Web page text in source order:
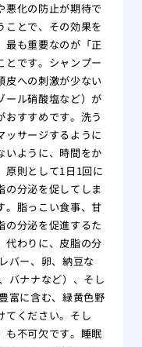
悪化の防止が期待で
ことで、その効果を
最も重要なのが「正
とです。シャンプー
皮への刺激が少ない
ール硝酸塩など）が
おすすめです。洗う
ッサージするように
いように、時間をか
原則として1日1回に
の分泌を促してしま
。脂っこい食事、甘
の分泌を促進するた
代わりに、皮脂の分
バー、卵、納豆な
バナナなど）、そし
富に含む、緑黄色野
てください。そし
も不可欠です。睡眠